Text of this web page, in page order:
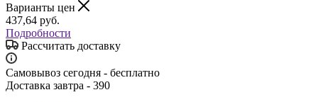
Варианты цен
437,64 руб.
Подробности
Рассчитать доставку
Самовывоз сегодня - бесплатно
Доставка завтра - 390